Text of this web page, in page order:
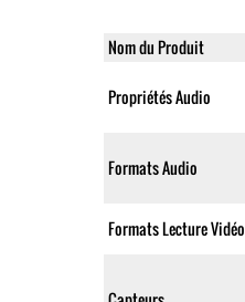
Nom du Produit
Propriétés Audio
Formats Audio
Formats Lecture Vidéo